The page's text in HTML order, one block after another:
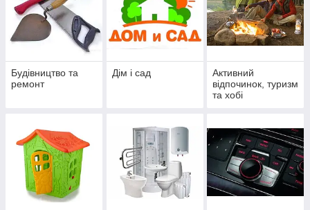
Будівництво та
ремонт
Дім і сад
Активний
відпочинок, туризм
та хобі